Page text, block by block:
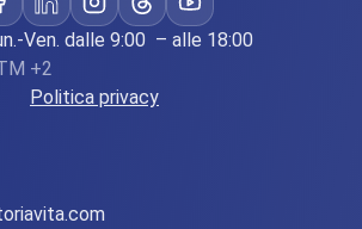
Ven. dalle 9:00 – alle 18:00
+2
Politica privacy